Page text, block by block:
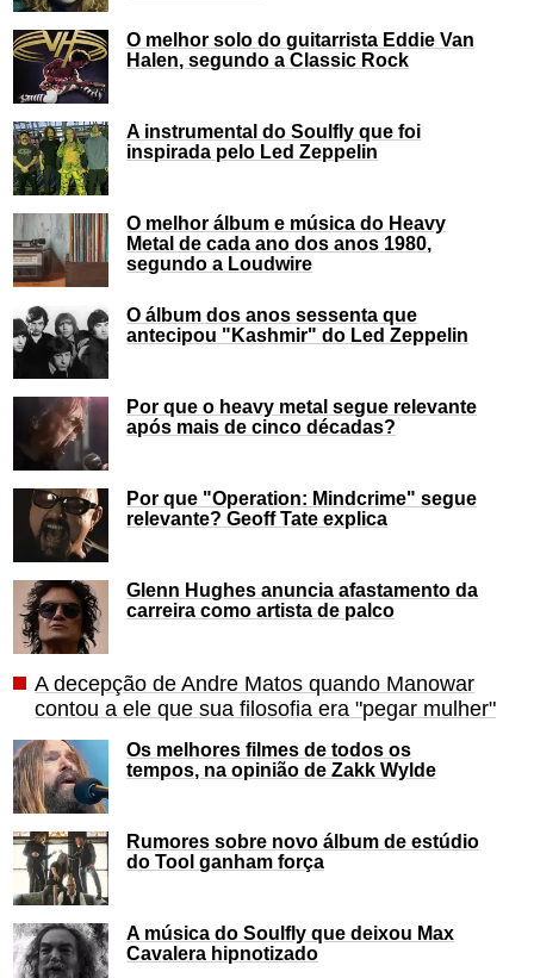
O melhor solo do guitarrista Eddie Van
Halen, segundo a Classic Rock
A instrumental do Soulfly que foi
inspirada pelo Led Zeppelin
O melhor álbum e música do Heavy
Metal de cada ano dos anos 1980,
segundo a Loudwire
O álbum dos anos sessenta que
antecipou "Kashmir" do Led Zeppelin
Por que o heavy metal segue relevante
após mais de cinco décadas?
Por que "Operation: Mindcrime" segue
relevante? Geoff Tate explica
Glenn Hughes anuncia afastamento da
carreira como artista de palco
A decepção de Andre Matos quando Manowar
contou a ele que sua filosofia era "pegar mulher"
Os melhores filmes de todos os
tempos, na opinião de Zakk Wylde
Rumores sobre novo álbum de estúdio
do Tool ganham força
A música do Soulfly que deixou Max
Cavalera hipnotizado